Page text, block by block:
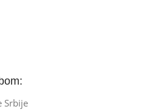
Srbije